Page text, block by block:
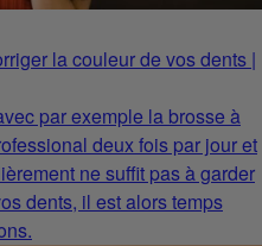
la couleur de vos dents |
par exemple la brosse à
deux fois par jour et
ne suffit pas à garder
dents, il est alors temps